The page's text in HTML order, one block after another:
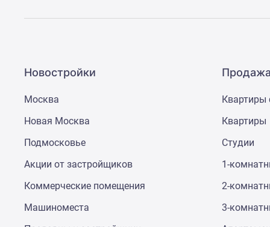
Москве
реновации
Москве
Новостройки
класса
бизнес-
Новостройки
Москва
Новая Москва
Подмосковье
Акции от застройщиков
Коммерческие помещения
Машиноместа
Квартиры
Квартиры
Студии
1-
2-
3-